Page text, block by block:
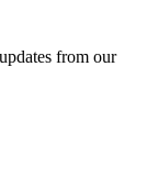
from our